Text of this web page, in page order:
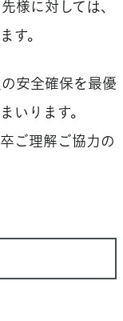
様に対しては、
す。
安全確保を最優
いります。
ご理解ご協力の